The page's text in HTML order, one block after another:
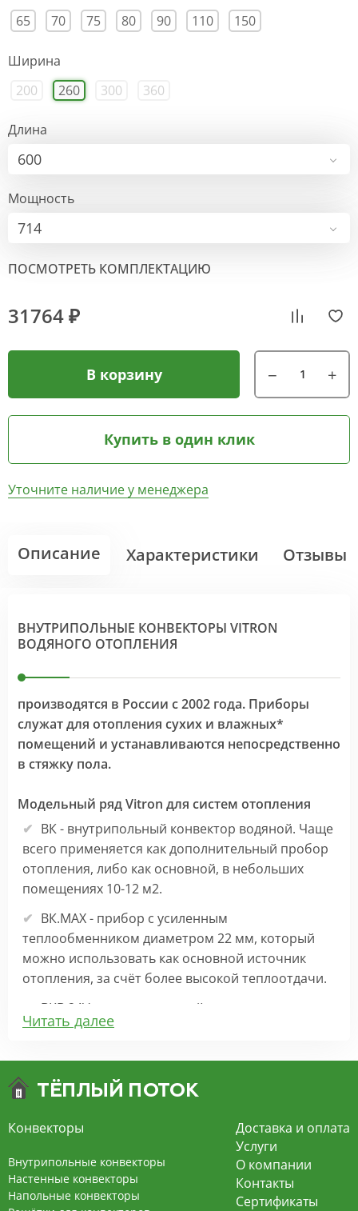
65
70 75 80 90 110 150
Ширина
200
260 300 360
Длина
600
Мощность
714
ПОСМОТРЕТЬ КОМПЛЕКТАЦИЮ
31764 ₽
В корзину
Купить в один клик
Уточните наличие у менеджера
Описание Характеристики Отзывы
ВНУТРИПОЛЬНЫЕ КОНВЕКТОРЫ VITRON
ВОДЯНОГО ОТОПЛЕНИЯ
производятся в России с 2002 года. Приборы
служат для отопления сухих и влажных*
помещений и устанавливаются непосредственно
в стяжку пола.
Модельный ряд Vitron для систем отопления
ВК - внутрипольный конвектор водяной. Чаще
всего применяется как дополнительный пробор
отопления, либо как основной, в небольших
помещениях 10-12 м2.
ВК.МАХ - прибор с усиленным
теплообменником диаметром 22 мм, который
можно использовать как основной источник
отопления, за счёт более высокой теплоотдачи.
ВКВ 24V – внутрипольный конвектор
отопления с вентилятором на 24В подходит для
экономит электроэнергию и бесшумно работает.
конвекцией на 220В. За счет тангенциального
вентилятора создает принудительную
конвекцию, что позволяет обогревать
помещения большой площади.
Читать далее
Конвекторы
Внутрипольные конвекторы
Настенные конвекторы
Напольные конвекторы
Доставка и оплата
Услуги
О компании
Контакты
Сертификаты